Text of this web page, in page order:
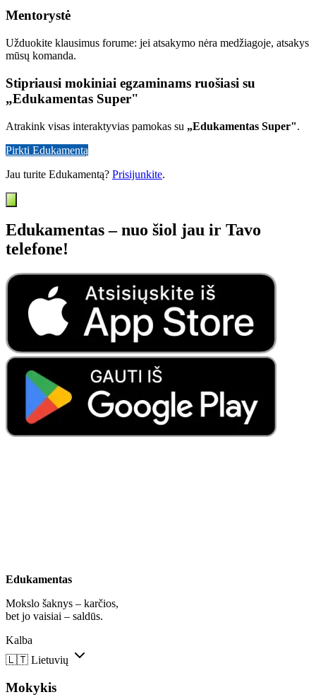
Mentorystė
Užduokite klausimus forume: jei atsakymo nėra medžiagoje, atsakys
mūsų komanda.
Stipriausi mokiniai egzaminams ruošiasi su
„Edukamentas Super"
Atrakink visas interaktyvias pamokas su „Edukamentas Super".
Pirkti Edukamentą
Jau turite Edukamentą? Prisijunkite.
Edukamentas – nuo šiol jau ir Tavo
telefone!
Edukamentas
Mokslo šaknys – karčios,
bet jo vaisiai – saldūs.
Kalba
🇱🇹 Lietuvių
Mokykis